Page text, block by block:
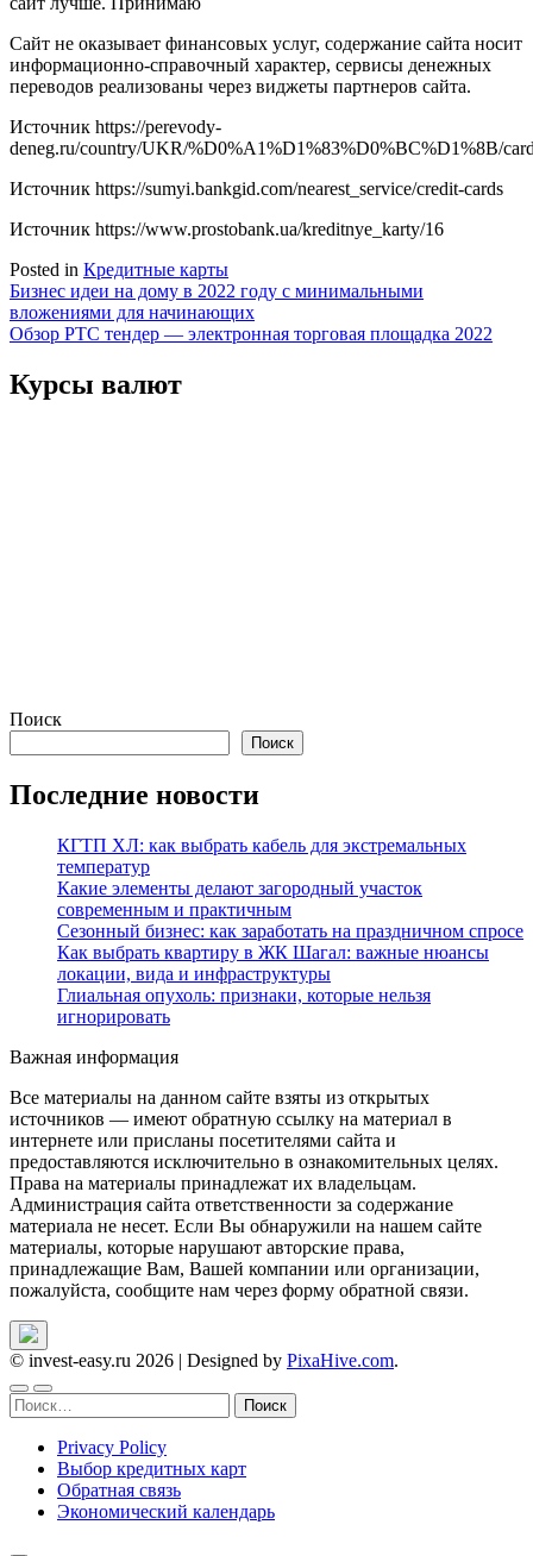
Сайт не оказывает финансовых услуг, содержание сайта носит
информационно-справочный характер, сервисы денежных
переводов реализованы через виджеты партнеров сайта.
Источник https://perevody-
deneg.ru/country/UKR/%D0%A1%D1%83%D0%BC%D1%8B/
Источник https://sumyi.bankgid.com/nearest_service/credit-cards
Источник https://www.prostobank.ua/kreditnye_karty/16
Posted in Кредитные карты
Навигация
по
Бизнес идеи на дому в 2022 году с минимальными
вложениями для начинающих
Обзор РТС тендер — электронная торговая площадка 2022
Курсы валют
Поиск
Поиск
Последние новости
КГТП ХЛ: как выбрать кабель для экстремальных
температур
Какие элементы делают загородный участок
современным и практичным
Сезонный бизнес: как заработать на праздничном спросе
Как выбрать квартиру в ЖК Шагал: важные нюансы
локации, вида и инфраструктуры
Глиальная опухоль: признаки, которые нельзя
игнорировать
Важная информация
Все материалы на данном сайте взяты из открытых
источников — имеют обратную ссылку на материал в
интернете или присланы посетителями сайта и
предоставляются исключительно в ознакомительных целях.
Права на материалы принадлежат их владельцам.
Администрация сайта ответственности за содержание
материала не несет. Если Вы обнаружили на нашем сайте
материалы, которые нарушают авторские права,
принадлежащие Вам, Вашей компании или организации,
пожалуйста, сообщите нам через форму обратной связи.
© invest-easy.ru 2026 | Designed by PixaHive.com.
Найти:
Privacy Policy
Выбор кредитных карт
Обратная связь
Экономический календарь